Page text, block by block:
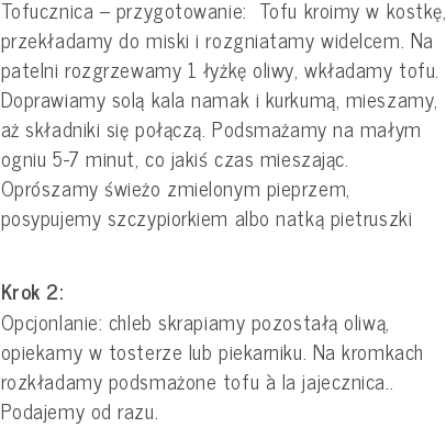
Tofucznica – przygotowanie: Tofu kroimy w kostkę,
przekładamy do miski i rozgniatamy widelcem. Na
patelni rozgrzewamy 1 łyżkę oliwy, wkładamy tofu.
Doprawiamy solą kala namak i kurkumą, mieszamy,
aż składniki się połączą. Podsmażamy na małym
ogniu 5-7 minut, co jakiś czas mieszając.
Oprószamy świeżo zmielonym pieprzem,
posypujemy szczypiorkiem albo natką pietruszki
Krok 2:
Opcjonlanie: chleb skrapiamy pozostałą oliwą,
opiekamy w tosterze lub piekarniku. Na kromkach
rozkładamy podsmażone tofu à la jajecznica..
Podajemy od razu.